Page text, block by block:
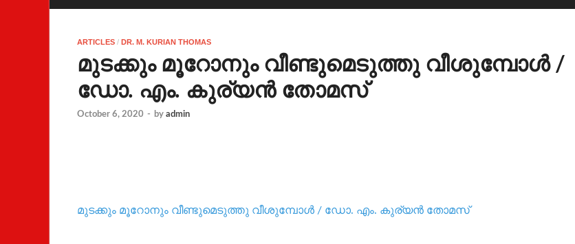
ARTICLES / DR. M. KURIAN THOMAS
മുടക്കും മൂറോനും വീണ്ടുമെടുത്തു വീശുമ്പോള്‍ /
ഡോ. എം. കുര്യന്‍ തോമസ്
October 6, 2020 - by admin
മുടക്കും മൂറോനും വീണ്ടുമെടുത്തു വീശുമ്പോള്‍ / ഡോ. എം. കുര്യന്‍ തോമസ്